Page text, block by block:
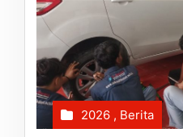
2026 , Berita